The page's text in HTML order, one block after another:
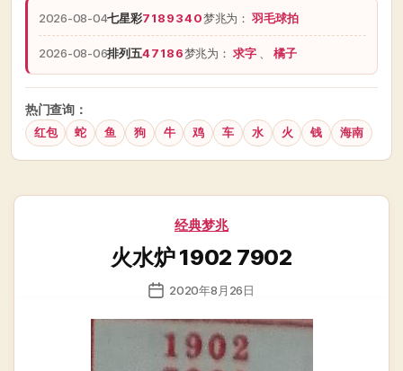
2026-08-04七星彩7189340梦兆为：羽毛球拍
2026-08-06排列五47186梦兆为：求字 橘子
热门查询：
红包 蛇 鱼 狗 牛 鸡 车 水 火 钱 海南
分
经典梦兆
火水炉 1902 7902
发
日
期
2020年8月26日